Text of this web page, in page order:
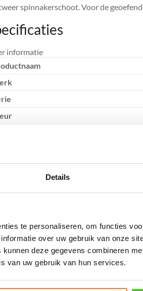
Details
te personaliseren, om functies
over uw gebruik van onze
deze gegevens combineren
van uw gebruik van hun services.
spinnakerschoot. Voor de
informatie
per meter gram
producten
Aanbieding!